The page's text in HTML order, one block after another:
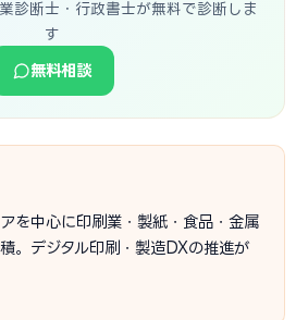
診断士・行政書士が無料で診断しま
す
無料相談
を中心に印刷業・製紙・食品・金属
。デジタル印刷・製造DXの推進が